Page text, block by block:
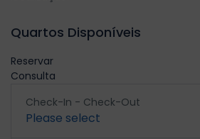
Quartos Disponíveis
Reservar
Consulta
Check-In - Check-Out
Please select